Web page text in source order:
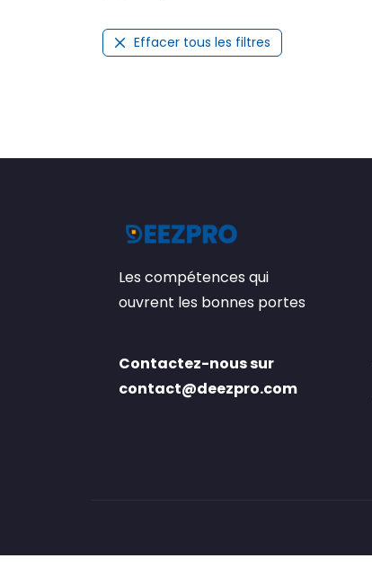
Effacer tous les filtres
Les compétences qui
ouvrent les bonnes portes
Contactez-nous sur
contact@deezpro.com